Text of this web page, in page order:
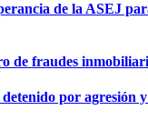
de la ASEJ
de fraudes
por agresión